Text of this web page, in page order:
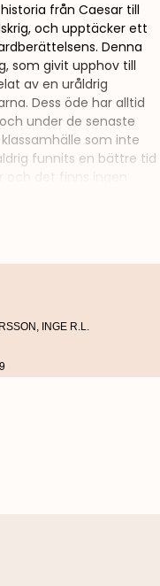
från Caesar till
och upptäcker ett
Denna
som givit upphov till
av en uråldrig
Dess öde har alltid
under de senaste
som inte
funnits en bättre tid
bästsäljareTysklands
INGE R.L.